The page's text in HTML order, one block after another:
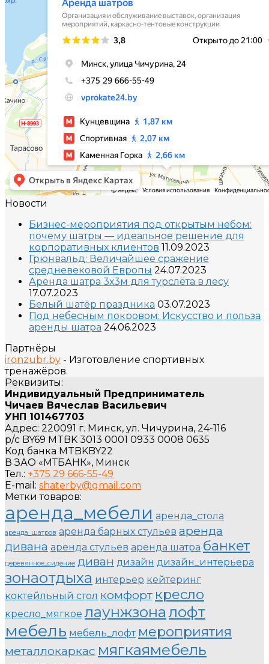
Новости
Бизнес-мероприятия под открытым небом:
почему шатры — идеальное решение для
корпоративных клиентов 11.09.2023
Грюнвальд: Величайшее сражение
средневековой Европы 24.07.2023
Аренда шатра 3х3м для турслёта в лесу
17.07.2023
Белый шатёр праздника 03.07.2023
Под небесным покровом: Искусство и польза
аренды шатра 24.06.2023
Партнёры
ironzubr.by - Изготовление спортивных
тренажёров.
Реквизиты:
Индивидуальный Предприниматель
Чичаев Вячеслав Васильевич
УНП 101467703
Адрес: 220091 г. Минск, ул. Чичурина, 24-116
р/с BY69 MTBK 3013 0001 0933 0008 0635
Код банка MTBKBY22
В ЗАО «МТБАНК», Минск
Тел.: +375 29 666-55-49
E-mail: shaterby@gmail.com
Метки товаров:
аренда_мебели аренда_стола
аренда_шатров аренда барных стульев аренда
дивана аренда стульев аренда шатра банкет
деревянное_сидение диван дизайн дизайн_интерьера
зонаотдыха интерьер кейтеринг
коктейльный стол комфорт кресло
кресло_мягкое лаунжзона лофт
мебель мебель_лофт мероприятия
металлокаркас мягкаямебель